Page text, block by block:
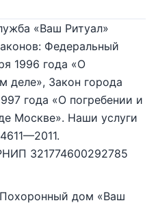
дом «Ваш
«Ваш Ритуал»
Федеральный
1996 года «О
деле», Закон города
года «О погребении и
Москве». Наши услуги
321774600292785